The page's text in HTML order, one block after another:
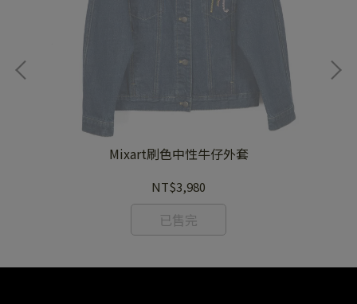
Mixart刷色中性牛仔外套
NT$3,980
已售完